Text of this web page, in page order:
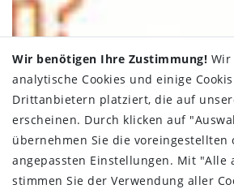
Wir benötigen Ihre Zustimmung! Wir
analytische Cookies und einige
Drittanbietern platziert, die auf
erscheinen. Durch klicken auf
übernehmen Sie die voreingestellten
angepassten Einstellungen. Mit "Alle
stimmen Sie der Verwendung aller